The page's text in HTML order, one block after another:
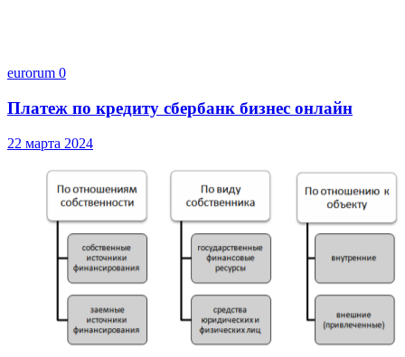
eurorum 0
Платеж по кредиту сбербанк бизнес онлайн
22 марта 2024